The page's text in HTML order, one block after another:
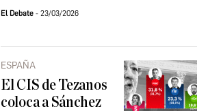
El Debate 23/03/2026
ESPAÑA
El CIS de Tezanos
coloca a Sánchez